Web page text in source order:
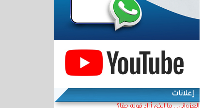
إعلانات
الغزواني... ما الذي أراد قوله حقا؟